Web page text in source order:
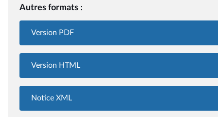
Autres formats :
Version PDF
Version HTML
Notice XML